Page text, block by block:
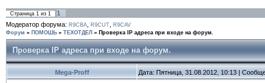
Страница 1 из 1
1
Модератор форума: R9CBA R9CUT
R9CAV
Форум » ПОМОШЬ » ТЕХОТДЕЛ » Проверка IP адреса при входе на форум.
Проверка IP адреса при входе на форум.
Mega-Proff Дата: Пятница, 31.08.2012, 10:13 |